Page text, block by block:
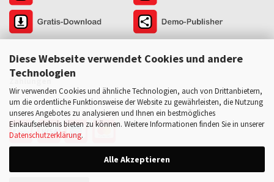
Diese Webseite verwendet Cookies und andere
Technologien
Wir verwenden Cookies und ähnliche Technologien, auch von Drittanbietern,
um die ordentliche Funktionsweise der Website zu gewährleisten, die Nutzung
unseres Angebotes zu analysieren und Ihnen ein bestmögliches
Einkaufserlebnis bieten zu können. Weitere Informationen finden Sie in unserer
Datenschutzerklärung.
Alle Akzeptieren
Versand- und Zahlungsbedingungen